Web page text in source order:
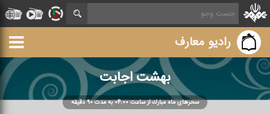
رادیو معارف
بهشت اجابت
سحرهای ماه مبارك از ساعت ۰۴:۰۰ به مدت ۹۰ دقیقه